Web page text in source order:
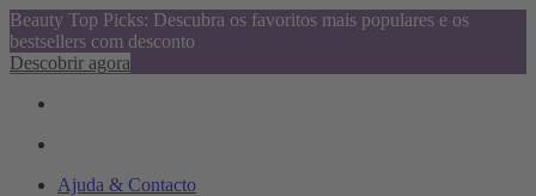
Beauty Top Picks: Descubra os favoritos mais populares e os
bestsellers com desconto
Descobrir agora
Ajuda & Contacto